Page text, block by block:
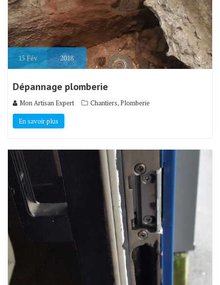
15 Fév 2018
Dépannage plomberie
Mon Artisan Expert Chantiers,Plomberie
En savoir plus